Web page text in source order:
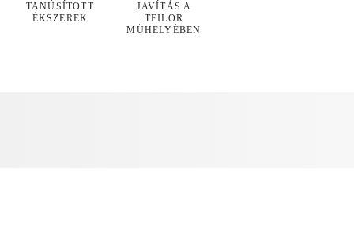
TANÚSÍTOTT
ÉKSZEREK
JAVÍTÁS A
TEILOR
MŰHELYÉBEN